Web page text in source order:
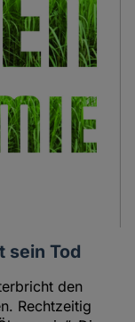
sein Tod
den
Rechtzeitig